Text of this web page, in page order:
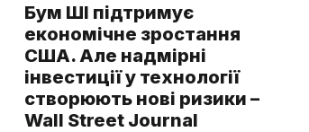
Бум ШІ підтримує
економічне зростання
США. Але надмірні
інвестиції у технології
створюють нові ризики –
Wall Street Journal